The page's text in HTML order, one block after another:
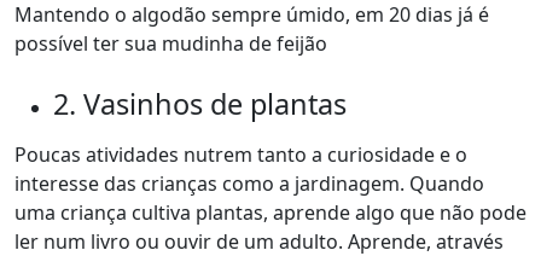
Mantendo o algodão sempre úmido, em 20 dias já é
possível ter sua mudinha de feijão
2. Vasinhos de plantas
Poucas atividades nutrem tanto a curiosidade e o
interesse das crianças como a jardinagem. Quando
uma criança cultiva plantas, aprende algo que não pode
ler num livro ou ouvir de um adulto. Aprende, através